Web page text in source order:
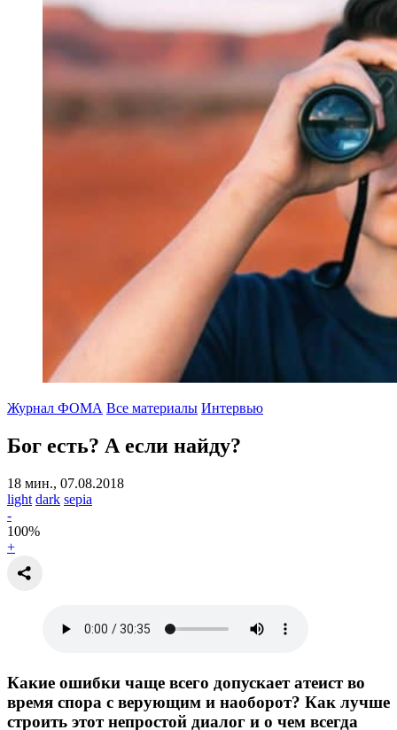
Журнал ФОМА Все материалы Интервью
Бог есть? А если найду?
18 мин., 07.08.2018
light dark sepia
-
100%
+
Какие ошибки чаще всего допускает атеист во
время спора с верующим и наоборот? Как лучше
строить этот непростой диалог и о чем всегда